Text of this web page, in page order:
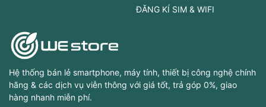
ĐĂNG KÍ SIM & WIFI
Hệ thống bán lẻ smartphone, máy tính, thiết bị công nghệ chính
hãng & các dịch vụ viễn thông với giá tốt, trả góp 0%, giao
hàng nhanh miễn phí.